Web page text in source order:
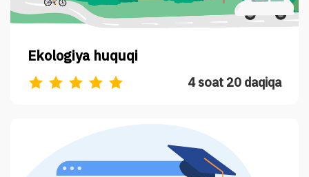
Ekologiya huquqi
4 soat 20 daqiqa